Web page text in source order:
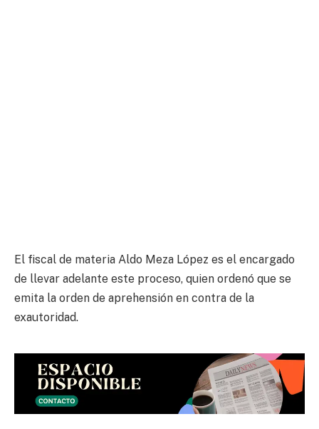
El fiscal de materia Aldo Meza López es el encargado
de llevar adelante este proceso, quien ordenó que se
emita la orden de aprehensión en contra de la
exautoridad.